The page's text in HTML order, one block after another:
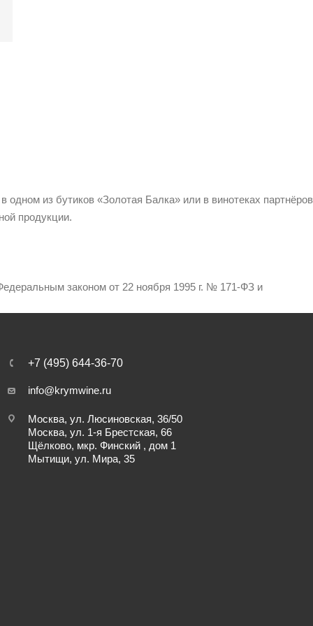
одном из бутиков «Золотая Балка» или в винотеках партнёров
продукции.
законом от 22 ноября 1995 г. № 171-ФЗ и
+7 (495) 644-36-70
info@krymwine.ru
Москва, ул. Люсиновская, 36/50
Москва, ул. 1-я Брестская, 66
Щёлково, мкр. Финский , дом 1
Мытищи, ул. Мира, 35